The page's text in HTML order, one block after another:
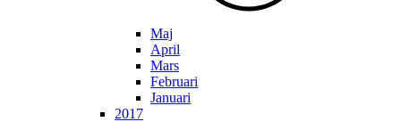
Maj
April
Mars
Februari
Januari
2017